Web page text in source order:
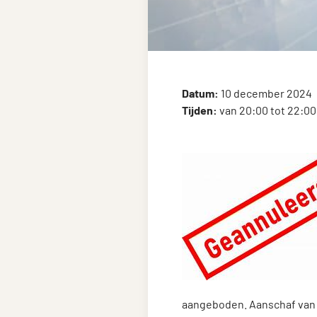
Datum: 10 december 2024
Tijden: van 20:00 tot 22:00
aangeboden. Aanschaf